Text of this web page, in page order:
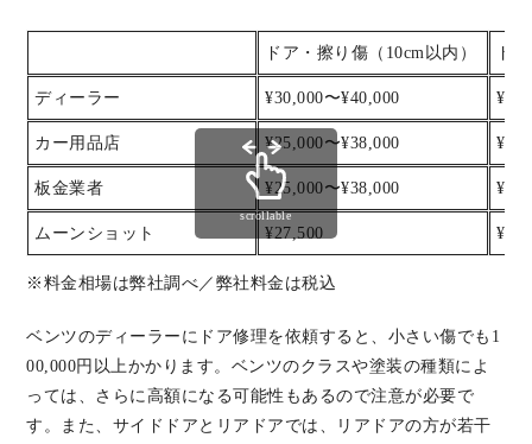
ドア・擦り傷（10cm以内） ド
ディーラー ¥30,000〜¥40,000
カー用品店 ¥25,000〜¥38,000
板金業者 ¥25,000〜¥38,000
ムーンショット ¥27,500
※料金相場は弊社調べ／弊社料金は税込
scrollable
ベンツのディーラーにドア修理を依頼すると、小さい傷でも1
00,000円以上かかります。ベンツのクラスや塗装の種類によ
っては、さらに高額になる可能性もあるので注意が必要で
す。また、サイドドアとリアドアでは、リアドアの方が若干